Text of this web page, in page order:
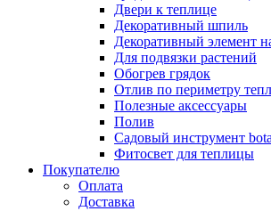
Двери к теплице
Декоративный шпиль
Декоративный элемент
Для подвязки растений
Обогрев грядок
Отлив по периметру
Полезные аксессуары
Полив
Садовый инструмент
Фитосвет для теплицы
Покупателю
Оплата
Доставка